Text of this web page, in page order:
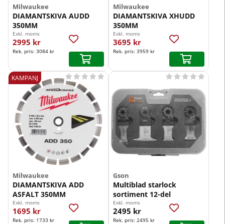
Milwaukee
DIAMANTSKIVA AUDD
350MM
Exkl. moms
2995 kr
Rek. pris: 3084 kr
Milwaukee
DIAMANTSKIVA XHUDD
350MM
Exkl. moms
3695 kr
Rek. pris: 3959 kr
KAMPANJ
Milwaukee
DIAMANTSKIVA ADD
ASFALT 350MM
    
Exkl. moms
1695 kr
Rek. pris: 1733 kr
Gson
Multiblad starlock
sortiment 12-del
    
Exkl. moms
2495 kr
Rek. pris: 2495 kr